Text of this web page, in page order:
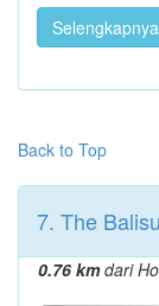
Selengkapnya
Back to Top
7. The
0.76 kmdari